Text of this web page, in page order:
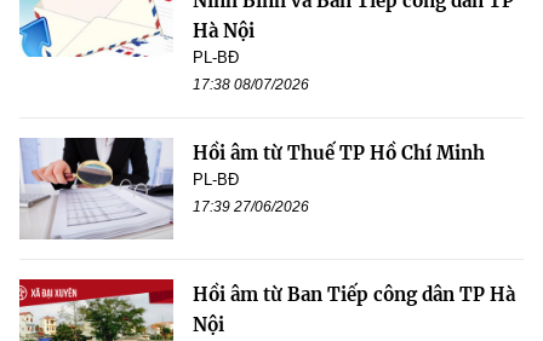
Hà Nội
PL-BĐ
17:38 08/07/2026
Hồi âm từ Thuế TP Hồ Chí Minh
PL-BĐ
17:39 27/06/2026
Hồi âm từ Ban Tiếp công dân TP Hà
Nội